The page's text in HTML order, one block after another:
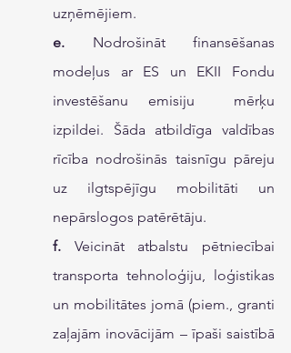
uzņēmējiem.
e. Nodrošināt finansēšanas
modeļus ar ES un EKII Fondu
investēšanu emisiju  mērķu
izpildei. Šāda atbildīga valdības
rīcība nodrošinās taisnīgu pāreju
uz ilgtspējīgu mobilitāti un
nepārslogos patērētāju.
f. Veicināt atbalstu pētniecībai
transporta tehnoloģiju, loģistikas
un mobilitātes jomā (piem., granti
zaļajām inovācijām – īpaši saistībā